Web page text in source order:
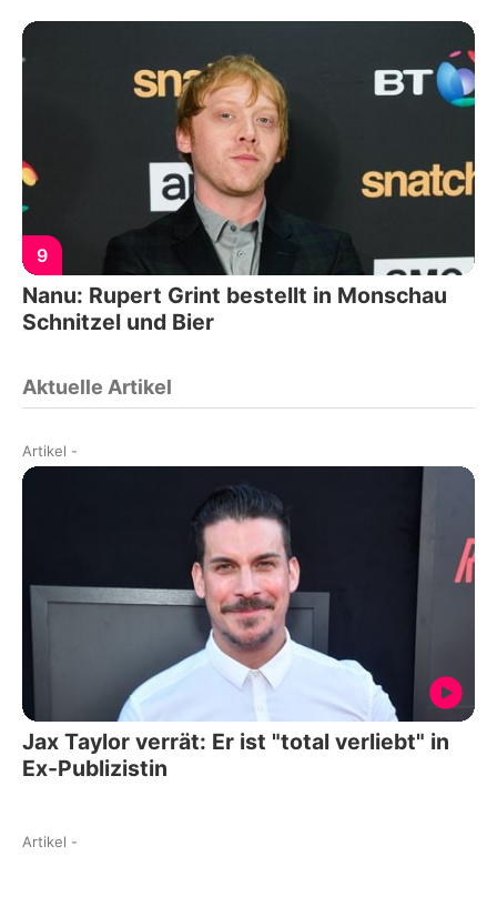
9
Nanu: Rupert Grint bestellt in Monschau
Schnitzel und Bier
Aktuelle Artikel
Artikel -
Jax Taylor verrät: Er ist "total verliebt" in
Ex-Publizistin
Artikel -